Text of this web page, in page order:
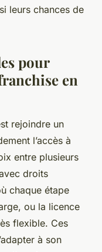
leurs chances de
pour
en
rejoindre un
l’accès à
entre plusieurs
droits
chaque étape
ou la licence
flexible. Ces
à son